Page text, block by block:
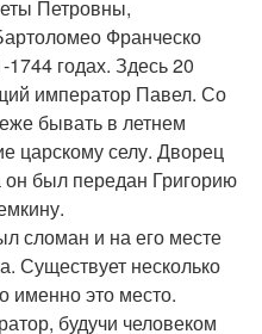
Петровны,
Франческо
годах. Здесь 20
император Павел. Со
бывать в летнем
царскому селу. Дворец
был передан Григорию
сломан и на его месте
Существует несколько
именно это место.
будучи человеком